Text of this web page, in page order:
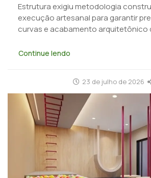
Estrutura exigiu metodologia
execução artesanal para garantir
curvas e acabamento
Continue lendo
23 de julho de 2026